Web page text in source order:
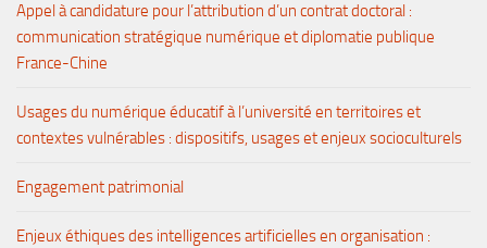
Appel à candidature pour l’attribution d’un contrat doctoral :
communication stratégique numérique et diplomatie publique
France-Chine
Usages du numérique éducatif à l’université en territoires et
contextes vulnérables : dispositifs, usages et enjeux socioculturels
Engagement patrimonial
Enjeux éthiques des intelligences artificielles en organisation :